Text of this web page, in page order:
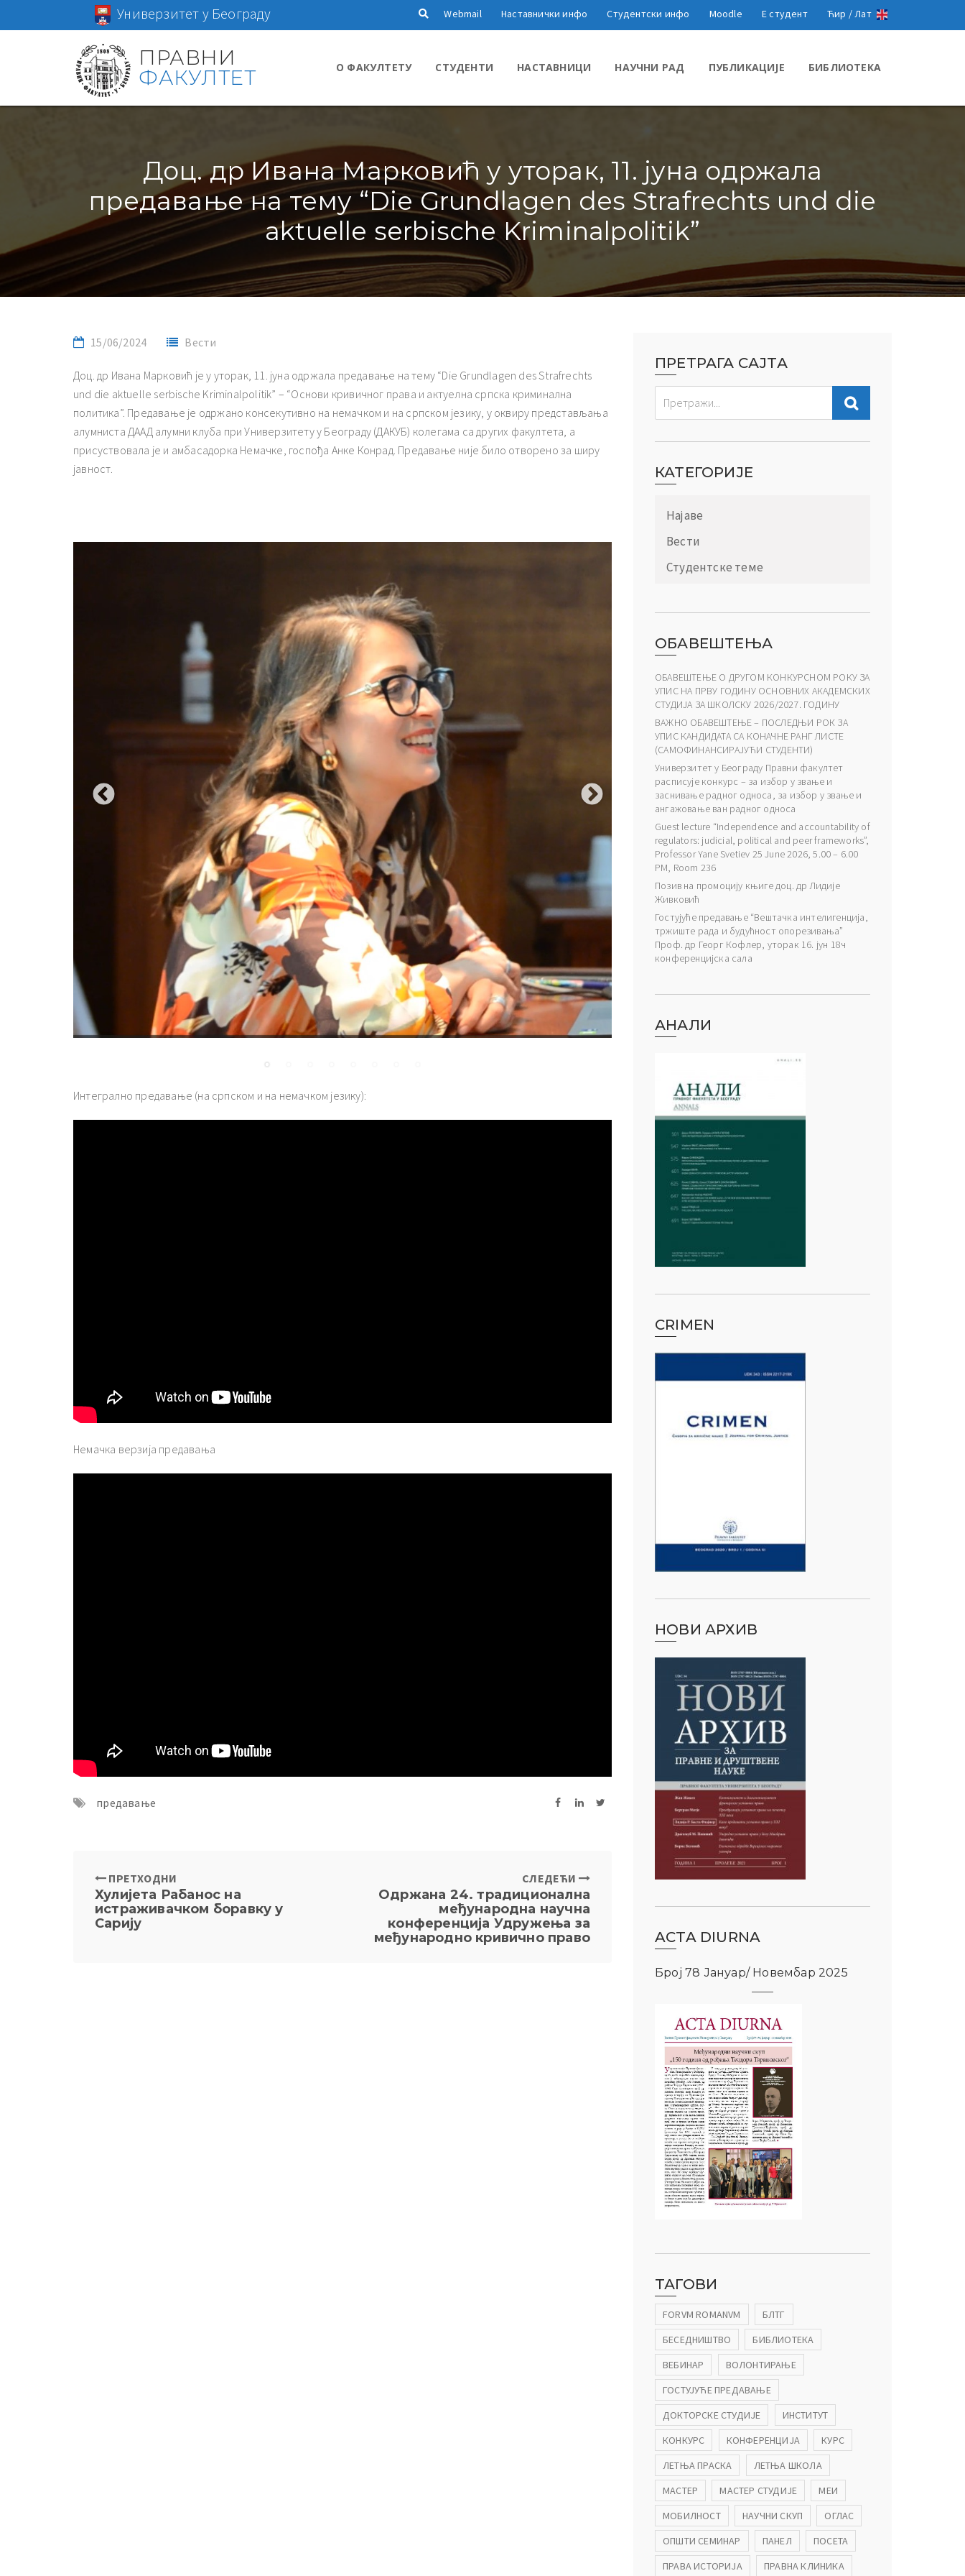
Универзитет у Београду Webmail Наставнички инфо Студентски инфо Moodle Е студент Ћир /Лат
ПРАВНИ
ФАКУЛТЕТ
О ФАКУЛТЕТУ СТУДЕНТИ НАСТАВНИЦИ НАУЧНИ РАД ПУБЛИКАЦИЈЕ БИБЛИОТЕКА
Доц. др Ивана Марковић у уторак, 11. јуна одржала
предавање на тему “Die Grundlagen des Strafrechts und die
aktuelle serbische Kriminalpolitik”
15/06/2024 Вести
Доц. др Ивана Марковић је у уторак, 11. јуна одржала предавање на тему “Die Grundlagen des Strafrechts
und die aktuelle serbische Kriminalpolitik” – “Основи кривичног права и актуелна српска криминална
политика”. Предавање је одржано консекутивно на немачком и на српском језику, у оквиру представљања
алумниста ДААД алумни клуба при Универзитету у Београду (ДАКУБ) колегама са других факултета, а
присуствовала је и амбасадорка Немачке, госпођа Анке Конрад. Предавање није било отворено за ширу
јавност.
Интегрално предавање (на српском и на немачком језику):
Немачка верзија предавања
предавање
ПРЕТХОДНИ
Хулијета Рабанос на
истраживачком боравку у
Сарију
СЛЕДЕЋИ
Одржана 24. традиционална
међународна научна
конференција Удружења за
међународно кривично право
ПРЕТРАГА САЈТА
КАТЕГОРИЈЕ
Најаве
Вести
Студентске теме
ОБАВЕШТЕЊА
ОБАВЕШТЕЊЕ О ДРУГОМ КОНКУРСНОМ РОКУ ЗА
УПИС НА ПРВУ ГОДИНУ ОСНОВНИХ АКАДЕМСКИХ
СТУДИЈА ЗА ШКОЛСКУ 2026/2027. ГОДИНУ
ВАЖНО ОБАВЕШТЕЊЕ – ПОСЛЕДЊИ РОК ЗА
УПИС КАНДИДАТА СА КОНАЧНЕ РАНГ ЛИСТЕ
(САМОФИНАНСИРАЈУЋИ СТУДЕНТИ)
Универзитет у Београду Правни факултет
расписује конкурс – за избор у звање и
заснивање радног односа, за избор у звање и
ангажовање ван радног односа
Guest lecture “Independence and accountability of
regulators: judicial, political and peer frameworks”,
Professor Yane Svetiev 25 June 2026, 5.00 – 6.00
PM, Room 236
Позив на промоцију књиге доц. др Лидије
Живковић
Гостујуће предавање “Вештачка интелигенција,
тржиште рада и будућност опорезивања”
Проф. др Георг Кофлер, уторак 16. јун 18ч
конференцијска сала
АНАЛИ
CRIMEN
НОВИ АРХИВ
ACTA DIURNA
Број 78 Јануар/ Новембар 2025
ТАГОВИ
FORVM ROMANVM
БЛТГ
БЕСЕДНИШТВО
БИБЛИОТЕКА
ВЕБИНАР
ВОЛОНТИРАЊЕ
ГОСТУЈУЋЕ ПРЕДАВАЊЕ
ДОКТОРСКЕ СТУДИЈЕ
ИНСТИТУТ
КОНКУРС
КОНФЕРЕНЦИЈА
КУРС
ЛЕТЊА ПРАСКА
ЛЕТЊА ШКОЛА
МАСТЕР
МАСТЕР СТУДИЈЕ
МЕИ
МОБИЛНОСТ
НАУЧНИ СКУП
ОГЛАС
ОПШТИ СЕМИНАР
ПАНЕЛ
ПОСЕТА
ПРАВА ИСТОРИЈА
ПРАВНА КЛИНИКА